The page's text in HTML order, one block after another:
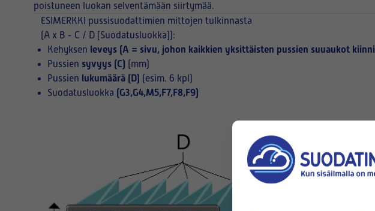
poistuneen luokan selventämään siirtymää.
ESIMERKKI pussisuodattimien mittojen tulkinnasta
(A x B - C / D [Suodatusluokka]):
Kehyksen leveys (A = sivu, johon kaikkien yksittäisten pussien suuaukot
Pussien syvyys (C) (mm)
Pussien lukumäärä (D) (esim. 6 kpl)
Suodatusluokka (G3,G4,M5,F7,F8,F9)